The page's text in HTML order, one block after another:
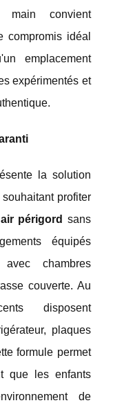
convient
compromis idéal
emplacement
expérimentés et
la solution
profiter
périgord sans
équipés
chambres
couverte. Au
disposent
plaques
formule permet
que les enfants
de